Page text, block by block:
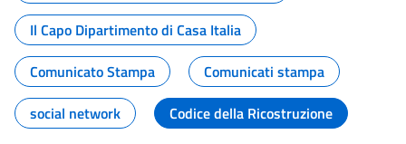
Il Capo Dipartimento di Casa Italia
Comunicato Stampa
Comunicati stampa
social network
Codice della Ricostruzione